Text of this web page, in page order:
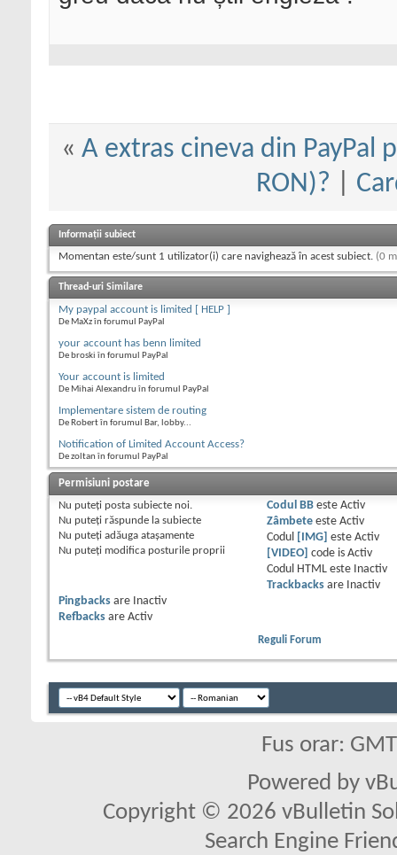
« A extras cineva din PayPal
RON)?
Informații subiect
Momentan este/sunt 1 utilizator(i) care navighează în acest subiect. (0
Thread-uri Similare
My paypal account is limited [ HELP ]
De MaXz în forumul PayPal
your account has benn limited
De broski în forumul PayPal
Your account is limited
De Mihai Alexandru în forumul PayPal
Implementare sistem de routing
De Robert în forumul Bar, lobby...
Notification of Limited Account Access?
De zoltan în forumul PayPal
Permisiuni postare
Nu puteţi posta subiecte noi.
Nu puteţi răspunde la subiecte
Nu puteţi adăuga ataşamente
Nu puteţi modifica posturile proprii
Codul BBeste Activ
Zâmbeteeste Activ
Codul
[IMG] este Activ
[VIDEO] code is Activ
Codul HTML este
Inactiv
Trackbacksare
Inactiv
Pingbacks are
Inactiv
Refbacks are Activ
Reguli Forum
Fus orar:
Powered by
Copyright © 2026 vBulletin
Search Engine